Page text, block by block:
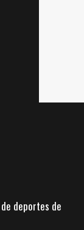
deportes de